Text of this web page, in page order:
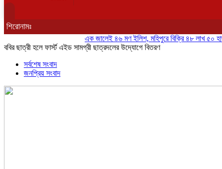
শিরোনামঃ
এক জালেই ৪৬ মণ ইলিশ, মহিপুরে বিক্রি ৪৮ লাখ ৫০ হাজার
ববির ছাত্রী হলে ফার্স্ট এইড সামগ্রী ছাত্রদলের উদ্যোগে বিতরণ
সর্বশেষ সংবাদ
জনপ্রিয় সংবাদ